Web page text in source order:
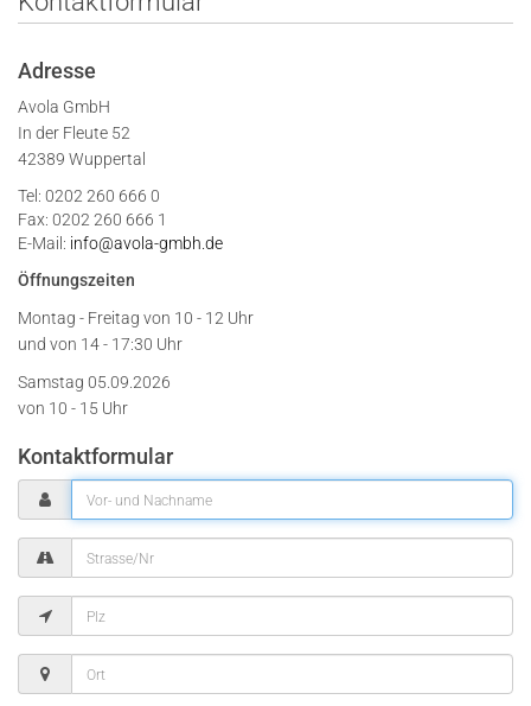
Adresse
Avola GmbH
In der Fleute 52
42389 Wuppertal
Tel: 0202 260 666 0
Fax: 0202 260 666 1
E-Mail: info@avola-gmbh.de
Öffnungszeiten
Montag - Freitag von 10 - 12 Uhr
und von 14 - 17:30 Uhr
Samstag 05.09.2026
von 10 - 15 Uhr
Kontaktformular